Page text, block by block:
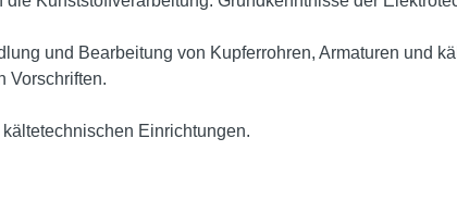
und Bearbeitung von Kupferrohren, Armaturen und
Vorschriften.
Einrichtungen.